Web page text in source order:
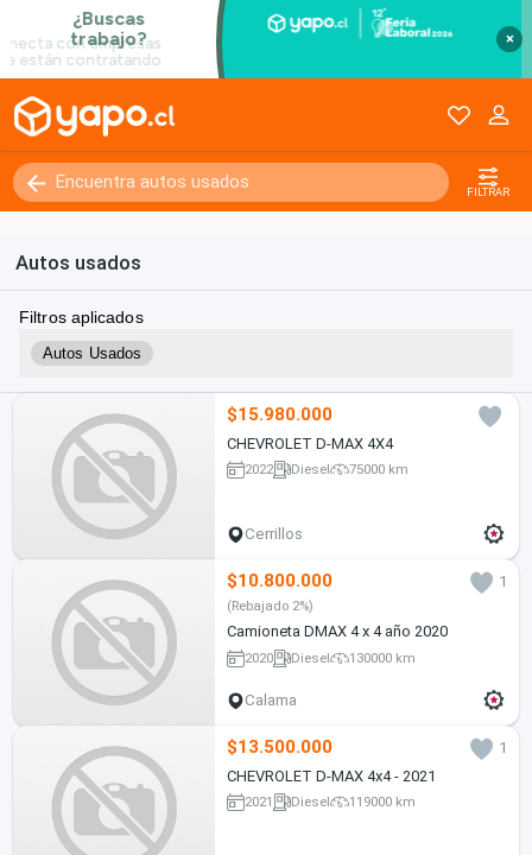
×
FILTRAR
Autos usados
Filtros aplicados
Autos Usados
$15.980.000
CHEVROLET D-MAX 4X4
2022 Diesel 75000 km
Cerrillos
$10.800.000 1
(Rebajado 2%)
Camioneta DMAX 4 x 4 año 2020
2020 Diesel 130000 km
Calama
$13.500.000
1
CHEVROLET D-MAX 4x4 - 2021
2021 Diesel 119000 km